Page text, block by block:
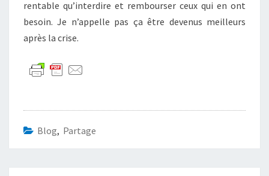
rentable qu’interdire et rembourser ceux qui en ont
besoin. Je n’appelle pas ça être devenus meilleurs
après la crise.
Blog, Partage